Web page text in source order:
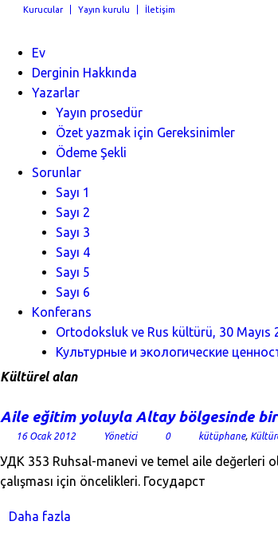
Kurucular Yayın kurulu İletişim
Ev
Derginin Hakkında
Yazarlar
Yayın prosedür
Özet yazmak için Gereksinimler
Ödeme Şekli
Sorunlar
Sayı 1
Sayı 2
Sayı 3
Sayı 4
Sayı 5
Sayı 6
Konferans
Ortodoksluk ve Rus kültürü, 30 Mayıs
Культурные и экологические
Kültürel alan
Aile eğitim yoluyla Altay bölgesinde
16 Ocak 2012 Yönetici 0 kütüphane,
УДК 353 Ruhsal-manevi ve temel aile değerleri
çalışması için öncelikleri. Государст
Daha fazla